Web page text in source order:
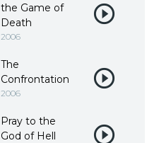
the Game of
Death
2006
The
Confrontation
2006
Pray to the
God of Hell